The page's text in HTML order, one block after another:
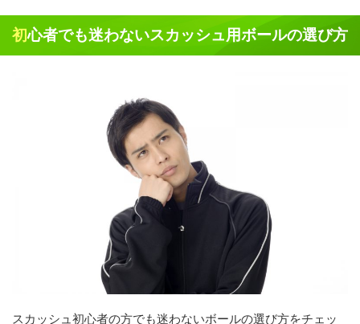
初心者でも迷わないスカッシュ用ボールの選び方
スカッシュ初心者の方でも迷わないボールの選び方をチェッ